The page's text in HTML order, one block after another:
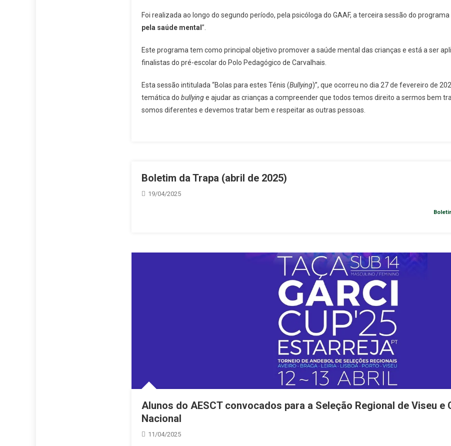
Foi realizada ao longo do segundo período, pela psicóloga do GAAF, a terceira sessão do programa
pela saúde mental ”.
Este programa tem como principal objetivo promover a saúde mental das crianças e está a ser
finalistas do pré-escolar do Polo Pedagógico de Carvalhais.
Esta sessão intitulada “Bolas para estes Ténis (Bullying)”, que ocorreu no dia 27 de fevereiro de
temática do bullyinge ajudar as crianças a compreender que todos temos direito a sermos bem
somos diferentes e devemos tratar bem e respeitar as outras pessoas.
Boletim da Trapa (abril de 2025)
19/04/2025
Alunos do AESCT convocados para a Seleção Regional de Viseu e
Nacional
11/04/2025